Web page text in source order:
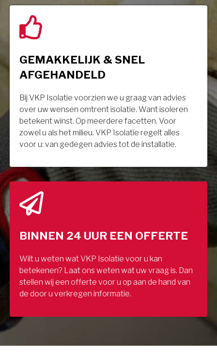
GEMAKKELIJK & SNEL
AFGEHANDELD
Bij VKP Isolatie voorzien we u graag van advies
over uw wensen omtrent isolatie. Want isoleren
betekent winst. Op meerdere facetten. Voor
zowel u als het milieu. VKP Isolatie regelt alles
voor u: van gedegen advies tot de installatie.
BINNEN 24 UUR EEN OFFERTE
Wilt u weten wat VKP Isolatie voor u kan
betekenen? Laat ons weten wat uw vraag is. Dan
stellen wij een offerte voor u op aan de hand van
de door u verkregen informatie.